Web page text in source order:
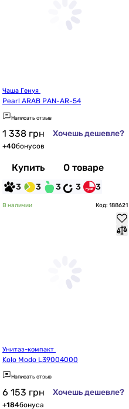
Pearl ARAB PAN-AR-54
Написать отзыв
1 338 грн Хочешь дешевле?
+40бонусов
Купить О товаре
3 3 3 3 3
В наличии Код: 188621
Kolo Modo L39004000
Написать отзыв
6 153 грн Хочешь дешевле?
+184бонуса